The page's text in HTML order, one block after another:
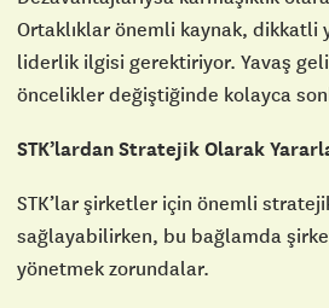
Ortaklıklar önemli kaynak, dikkatli
liderlik ilgisi gerektiriyor. Yavaş
öncelikler değiştiğinde kolayca
STK’lardan Stratejik Olarak
STK’lar şirketler için önemli
sağlayabilirken, bu bağlamda
yönetmek zorundalar.